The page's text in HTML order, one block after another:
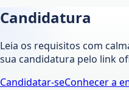
Candidatura
Leia os requisitos com
sua candidatura pelo link
Candidatar-seConhecer a